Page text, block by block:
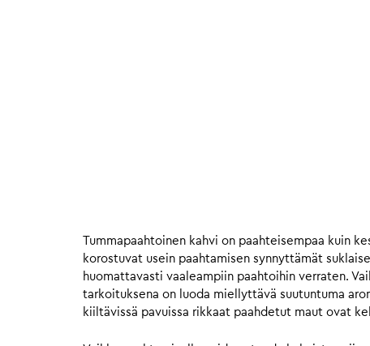
Tummapaahtoinen kahvi on paahteisempaa kuin
korostuvat usein paahtamisen synnyttämät
huomattavasti vaaleampiin paahtoihin verraten.
tarkoituksena on luoda miellyttävä suutuntuma
kiiltävissä pavuissa rikkaat paahdetut maut ovat